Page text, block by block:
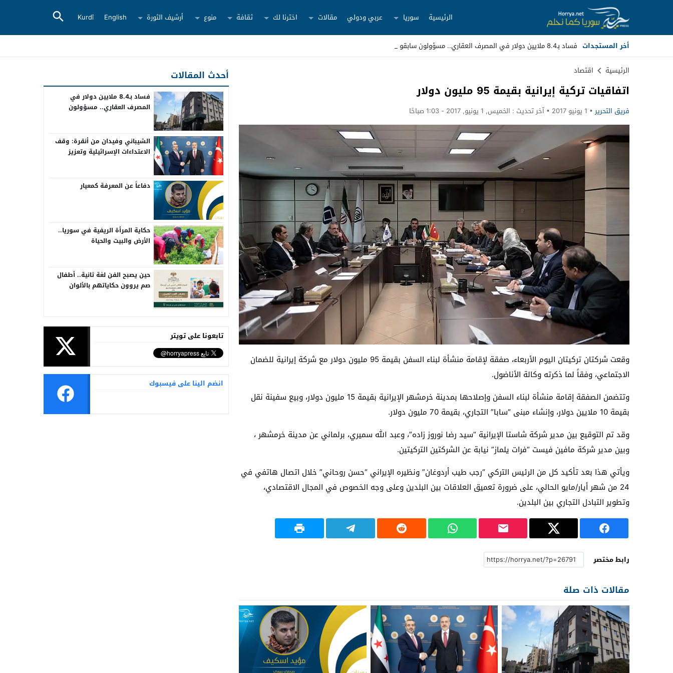
الرئيسية سوريا عربي ودولي مقالات اخترنا لك ثقافة منوع أرشيف الثورة English
Kurdî
أخر المستجدات فساد بـ8.4 ملايين دولار في المصرف العقاري.. مسؤولون سابقون أمام ا _
Stop
Previous
Next
الرئيسية اقتصاد
اتفاقيات تركية إيرانية بقيمة 95 مليون دولار
فريق التحرير 1 يونيو 2017 آخر تحديث : الخميس, 1 يونيو, 2017 - 1:03 صباحًا
وقعت شركتان تركيتان اليوم الأربعاء، صفقة لإقامة منشأة لبناء السفن بقيمة 95 مليون دولار مع شركة إيرانية للضمان
الاجتماعي، وفقاً لما ذكرته وكالة الأناضول.
وتتضمن الصفقة إقامة منشأة لبناء السفن وإصلاحها بمدينة خرمشهر الإيرانية بقيمة 15 مليون دولار، وبيع سفينة نقل
بقيمة 10 ملايين دولار، وإنشاء مبنى “سابا” التجاري، بقيمة 70 مليون دولار.
وقد تم التوقيع بين مدير شركة شاستا الإيرانية “سيد رضا نوروز زاده”، وعبد الله سميري، برلماني عن مدينة خرمشهر ،
وبين مدير شركة مافين فيست “فرات يلماز” نيابة عن الشركتين التركيتين.
ويأتي هذا بعد تأكيد كل من الرئيس التركي “رجب طيب أردوغان” ونظيره الإيراني “حسن روحاني” خلال اتصال هاتفي في
24 من شهر أيار/مايو الحالي، على ضرورة تعميق العلاقات بين البلدين وعلى وجه الخصوص في المجال الاقتصادي،
وتطوير التبادل التجاري بين البلدين.
رابط مختصر
مقالات ذات صلة
أحدث المقالات
فساد بـ8.4 ملايين دولار في
المصرف العقاري.. مسؤولون
الشيباني وفيدان من أنقرة: وقف
الاعتداءات الإسرائيلية وتعزيز
دفاعاً عن المعرفة كمعيار
حكاية المرأة الريفية في سوريا..
الأرض والبيت والحياة
حين يصبح الفن لغة ثانية.. أطفال
صم يروون حكاياتهم بالألوان
انضم الينا على فيسبوك
تابعونا على تويتر